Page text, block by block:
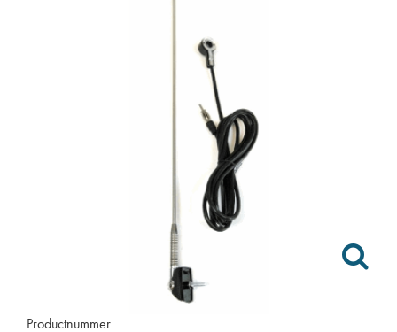
Productnummer